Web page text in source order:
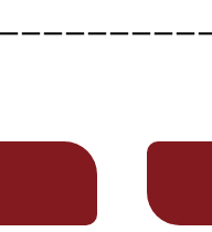
ーーーーーーーー